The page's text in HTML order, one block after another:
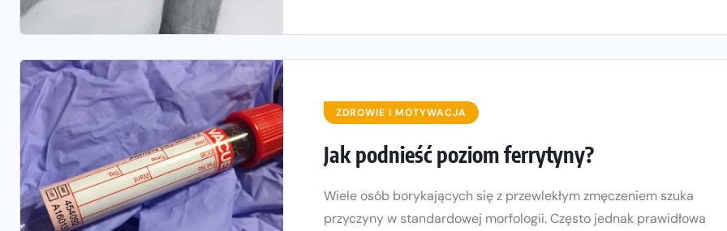
ZDROWIE I MOTYWACJA
Jak podnieść poziom ferrytyny?
Wiele osób borykających się z przewlekłym zmęczeniem szuka
przyczyny w standardowej morfologii. Często jednak prawidłowa